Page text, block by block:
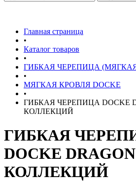
Главная страница
•
Каталог товаров
•
ГИБКАЯ ЧЕРЕПИЦА
•
МЯГКАЯ КРОВЛЯ DOCKE
•
ГИБКАЯ ЧЕРЕПИЦА DOCKE
КОЛЛЕКЦИЙ
ГИБКАЯ
DOCKE
КОЛЛЕКЦИЙ